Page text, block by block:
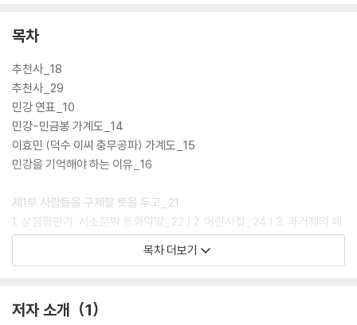
목차
추천사_18
추천사_29
민강 연표_10
민강-민금봉 가계도_14
이효민 (덕수 이씨 충무공파) 가계도_15
민강을 기억해야 하는 이유_16
제1부 사람들을 구제할 뜻을 두고_21
1. 상점평판기: 서소문밖 동화약방_22 | 2. 어린시절_24 | 3. 과거제의 폐
지_26 | 4. 궁중비책의 발견_29 | 5. 사람을 구하는 약_32 | 6. 개화기세
1. 서양의 새로운 방법 도입_40 | 2. 동화약방의 설립_44 | 3. 서소문밖
목차 더보기
저자 소개 1